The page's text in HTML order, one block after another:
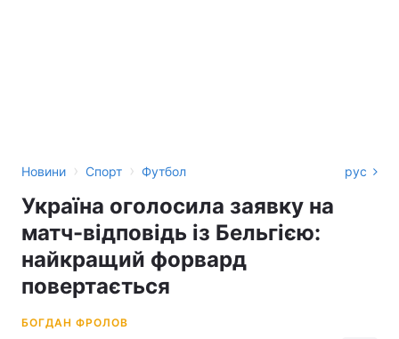
Новини › Спорт › Футбол рус
Україна оголосила заявку на
матч-відповідь із Бельгією:
найкращий форвард
повертається
БОГДАН ФРОЛОВ